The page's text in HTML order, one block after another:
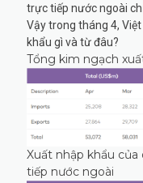
trực tiếp nước ngoài
Vậy trong tháng 4,
khẩu gì và từ đâu?
Tổng kim ngạch
Xuất nhập khẩu
tiếp nước ngoài